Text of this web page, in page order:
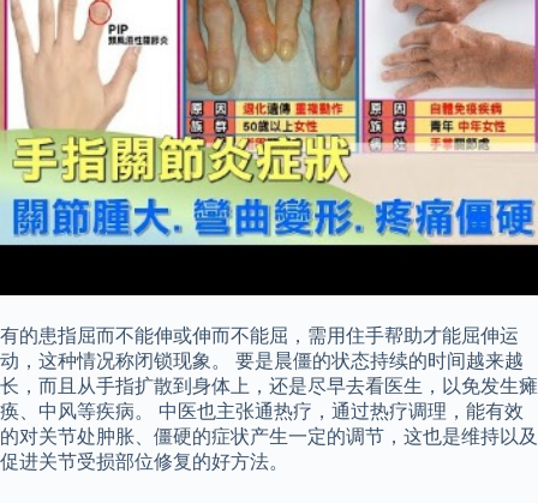
有的患指屈而不能伸或伸而不能屈，需用住手帮助才能屈伸运
动，这种情况称闭锁现象。 要是晨僵的状态持续的时间越来越
长，而且从手指扩散到身体上，还是尽早去看医生，以免发生瘫
痪、中风等疾病。 中医也主张通热疗，通过热疗调理，能有效
的对关节处肿胀、僵硬的症状产生一定的调节，这也是维持以及
促进关节受损部位修复的好方法。